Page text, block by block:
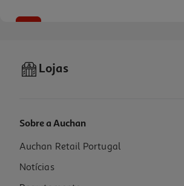
Moscatel Adega Palmela Setúbal 0.75l
5.72 €/Lt
Lojas
Sobre a Auchan
Auchan Retail Portugal
Notícias